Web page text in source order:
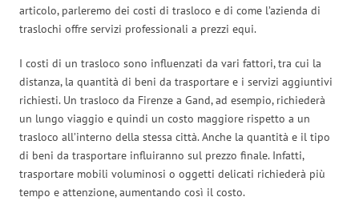
articolo, parleremo dei costi di trasloco e di come l’azienda di
traslochi offre servizi professionali a prezzi equi.
I costi di un trasloco sono influenzati da vari fattori, tra cui la
distanza, la quantità di beni da trasportare e i servizi aggiuntivi
richiesti. Un trasloco da Firenze a Gand, ad esempio, richiederà
un lungo viaggio e quindi un costo maggiore rispetto a un
trasloco all’interno della stessa città. Anche la quantità e il tipo
di beni da trasportare influiranno sul prezzo finale. Infatti,
trasportare mobili voluminosi o oggetti delicati richiederà più
tempo e attenzione, aumentando così il costo.